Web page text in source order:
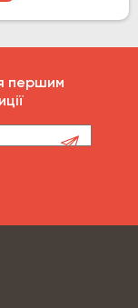
першим